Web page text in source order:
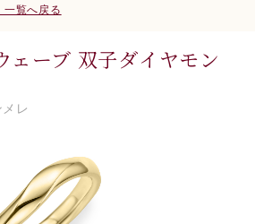
覧へ戻る
ェーブ 双子ダイヤモン
レ